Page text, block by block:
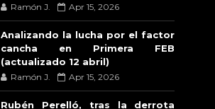
Ramón J. Apr 15, 2026
Analizando la lucha por el factor
cancha en Primera FEB
(actualizado 12 abril)
Ramón J. Apr 15, 2026
Rubén Perelló, tras la derrota